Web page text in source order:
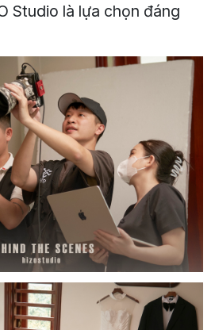
Studio là lựa chọn đáng